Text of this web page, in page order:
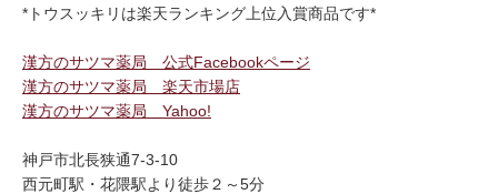
*トウスッキリは楽天ランキング上位入賞商品です*
漢方のサツマ薬局 公式Facebookページ
漢方のサツマ薬局 楽天市場店
漢方のサツマ薬局 Yahoo!
神戸市北長狭通7-3-10
西元町駅・花隈駅より徒歩２～5分